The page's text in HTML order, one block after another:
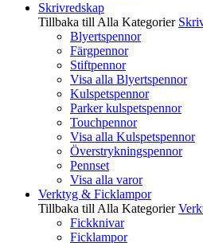
Skrivredskap
Tillbaka till Alla Kategorier
Blyertspennor
Färgpennor
Stiftpennor
Visa alla Blyertspennor
Kulspetspennor
Parker kulspetspennor
Touchpennor
Visa alla Kulspetspennor
Överstrykningspennor
Pennset
Visa alla varor
Verktyg & Ficklampor
Tillbaka till Alla Kategorier
Fickknivar
Ficklampor